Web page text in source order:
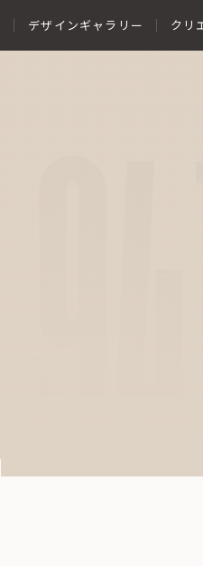
デザインギャラリー クリ